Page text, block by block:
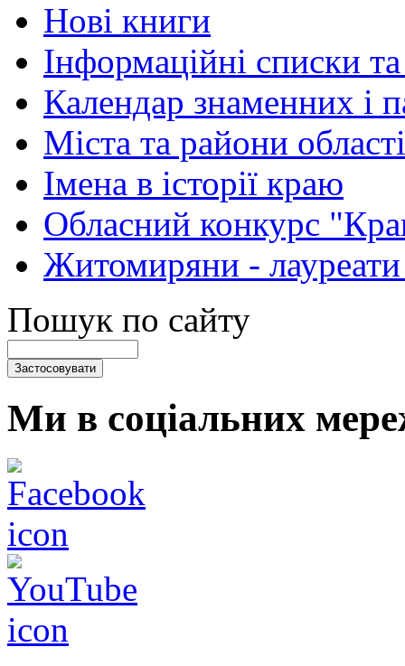
Нові книги
Інформаційні списки
Календар знаменних і
Міста та райони
Імена в історії краю
Обласний конкурс
Житомиряни -
Пошук по сайту
Ми в соціальних